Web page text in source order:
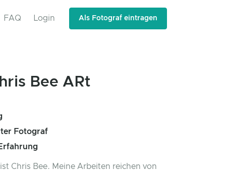
FAQ Login Als Fotograf eintragen
Bee ARt
Fotograf
Chris Bee. Meine Arbeiten reichen von